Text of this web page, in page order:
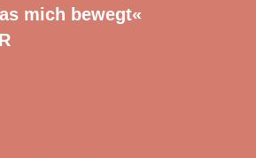
mich bewegt«